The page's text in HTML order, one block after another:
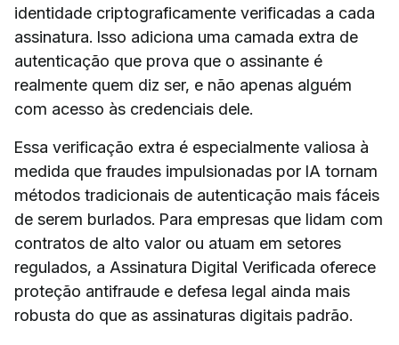
identidade criptograficamente verificadas a cada
assinatura. Isso adiciona uma camada extra de
autenticação que prova que o assinante é
realmente quem diz ser, e não apenas alguém
com acesso às credenciais dele.
Essa verificação extra é especialmente valiosa à
medida que fraudes impulsionadas por IA tornam
métodos tradicionais de autenticação mais fáceis
de serem burlados. Para empresas que lidam com
contratos de alto valor ou atuam em setores
regulados, a Assinatura Digital Verificada oferece
proteção antifraude e defesa legal ainda mais
robusta do que as assinaturas digitais padrão.